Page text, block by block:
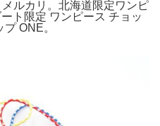
ルカリ。北海道限定ワンピ
ト限定 ワンピース チョッ
ONE。